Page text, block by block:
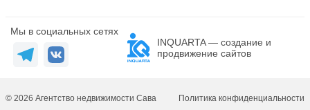
Мы в социальных сетях
INQUARTA — создание и
продвижение сайтов
© 2026 Агентство недвижимости Сава Политика конфиденциальности